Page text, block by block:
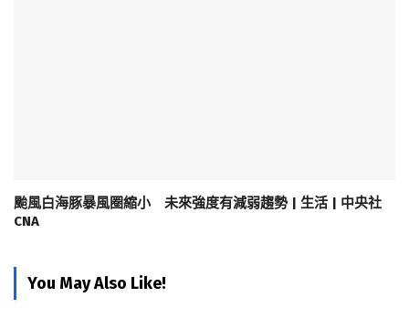
颱風白海豚暴風圈縮小 未來強度有減弱趨勢 | 生活 | 中央社
CNA
You May Also Like!